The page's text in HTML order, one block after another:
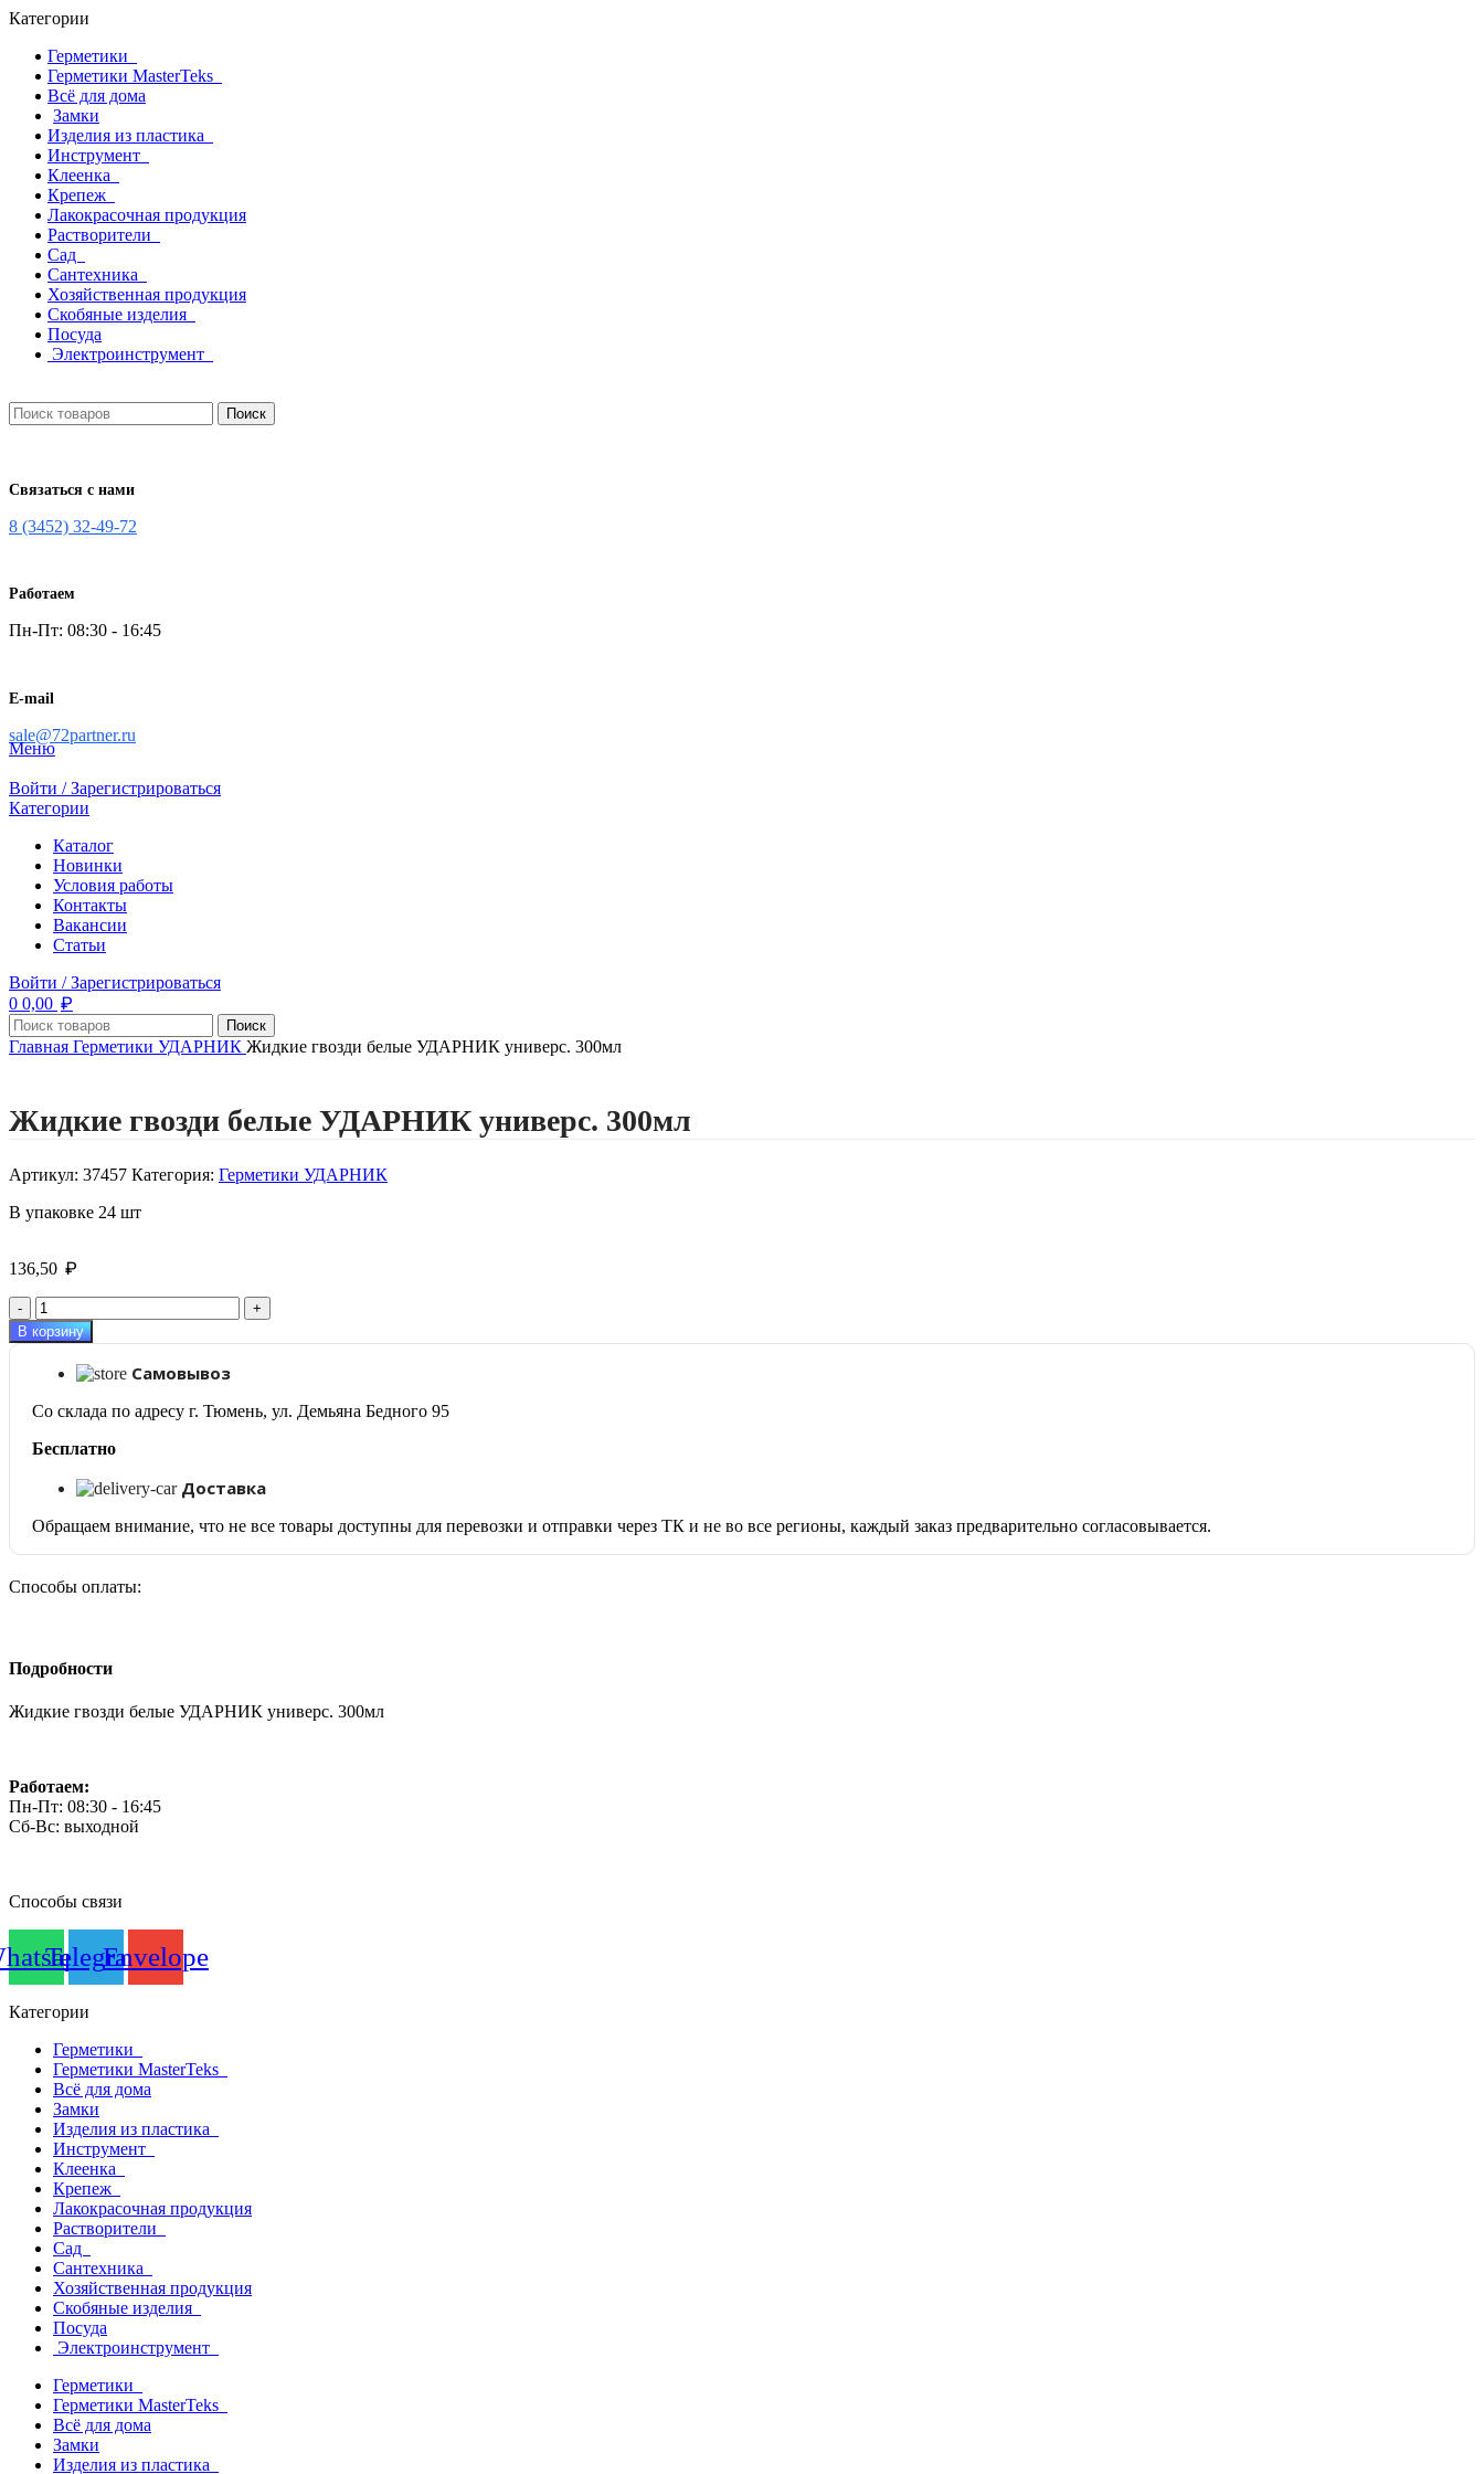
Категории
Герметики
Герметики MasterTeks
Всё для дома
Замки
Изделия из пластика
Инструмент
Клеенка
Крепеж
Лакокрасочная продукция
Растворители
Сад
Сантехника
Хозяйственная продукция
Скобяные изделия
Посуда
Электроинструмент
Поиск
Связаться с нами
8 (3452) 32-49-72
Работаем
Пн-Пт: 08:30 - 16:45
E-mail
sale@72partner.ru
Меню
Войти / Зарегистрироваться
Категории
Каталог
Новинки
Условия работы
Контакты
Вакансии
Статьи
Войти / Зарегистрироваться
0 0,00 ₽
Поиск
Главная Герметики УДАРНИК Жидкие гвозди белые УДАРНИК универс. 300мл
Жидкие гвозди белые УДАРНИК универс. 300мл
Артикул: 37457 Категория: Герметики УДАРНИК
В упаковке 24 шт
136,50 ₽
Количество
товара
Жидкие
гвозди
белые
УДАРНИК
универс.
300мл
В корзину
Самовывоз
Со склада по адресу г. Тюмень, ул. Демьяна Бедного 95
Бесплатно
Доставка
Обращаем внимание, что не все товары доступны для перевозки и отправки через ТК и не во все регионы, каждый заказ предварительно согласовывается.
Способы оплаты:
Подробности
Жидкие гвозди белые УДАРНИК универс. 300мл
Работаем:
Пн-Пт: 08:30 - 16:45
Сб-Вс: выходной
Способы связи
TelegramEnvelope
Категории
Герметики
Герметики MasterTeks
Всё для дома
Замки
Изделия из пластика
Инструмент
Клеенка
Крепеж
Лакокрасочная продукция
Растворители
Сад
Сантехника
Хозяйственная продукция
Скобяные изделия
Посуда
Электроинструмент
Герметики
Герметики MasterTeks
Всё для дома
Замки
Изделия из пластика